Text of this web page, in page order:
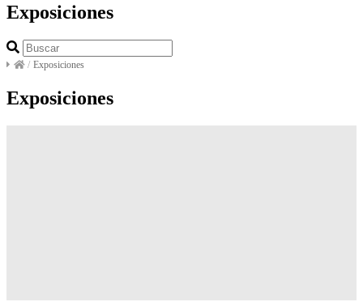
Exposiciones
/ Exposiciones
Exposiciones